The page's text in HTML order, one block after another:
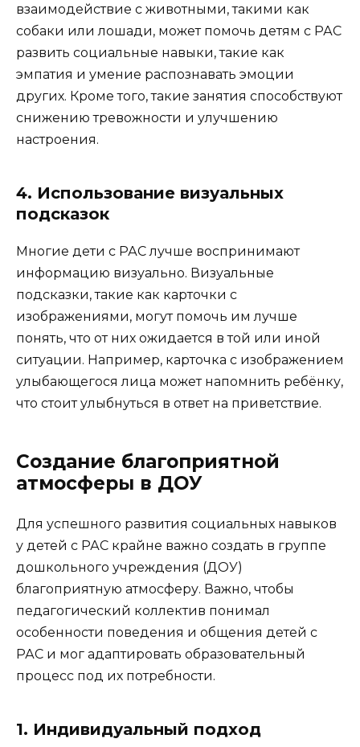
взаимодействие с животными, такими как
собаки или лошади, может помочь детям с РАС
развить социальные навыки, такие как
эмпатия и умение распознавать эмоции
других. Кроме того, такие занятия способствуют
снижению тревожности и улучшению
настроения.
4. Использование визуальных
подсказок
Многие дети с РАС лучше воспринимают
информацию визуально. Визуальные
подсказки, такие как карточки с
изображениями, могут помочь им лучше
понять, что от них ожидается в той или иной
ситуации. Например, карточка с изображением
улыбающегося лица может напомнить ребёнку,
что стоит улыбнуться в ответ на приветствие.
Создание благоприятной
атмосферы в ДОУ
Для успешного развития социальных навыков
у детей с РАС крайне важно создать в группе
дошкольного учреждения (ДОУ)
благоприятную атмосферу. Важно, чтобы
педагогический коллектив понимал
особенности поведения и общения детей с
РАС и мог адаптировать образовательный
процесс под их потребности.
1. Индивидуальный подход